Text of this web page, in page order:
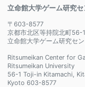
立命館大学ゲーム研究
〒603-8577
京都市北区等持院北町56-1
立命館大学ゲーム研究セ
Ritsumeikan Center for
Ritsumeikan University
56-1 Toji-in Kitamachi,
Kyoto 603-8577